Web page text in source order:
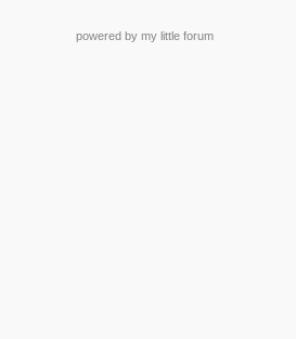
powered by my little forum